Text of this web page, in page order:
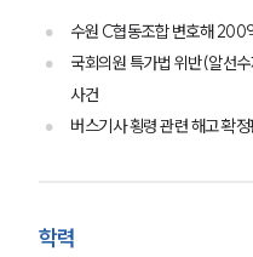
수원 C협동조합 변호해 200
국회의원 특가법 위반(알선
사건
버스기사 횡령 관련 해고 확
학력